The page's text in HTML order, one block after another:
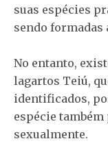
suas espécies
sendo formadas
No entanto,
lagartos Teiú,
identificados,
espécie
sexualmente.